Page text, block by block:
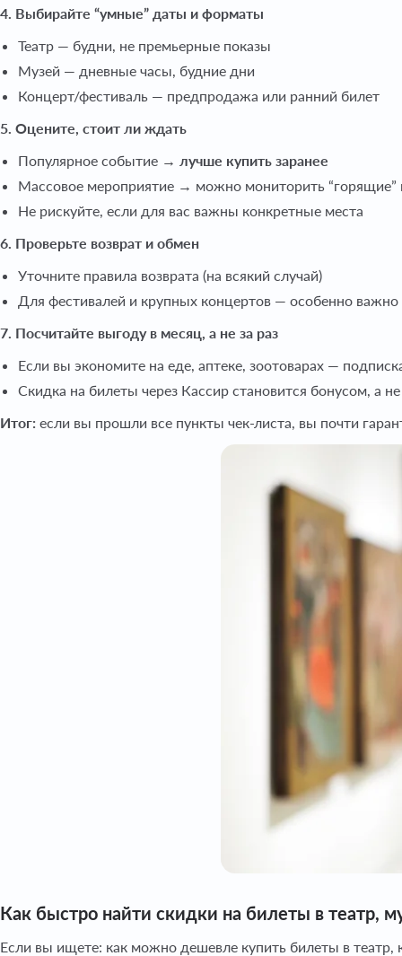
4. Выбирайте “умные” даты и форматы
Театр — будни, не премьерные показы
Музей — дневные часы, будние дни
Концерт/фестиваль — предпродажа или ранний билет
5. Оцените, стоит ли ждать
Популярное событие → лучше купить заранее
Массовое мероприятие → можно мониторить “горящие”
Не рискуйте, если для вас важны конкретные места
6. Проверьте возврат и обмен
Уточните правила возврата (на всякий случай)
Для фестивалей и крупных концертов — особенно важно
7. Посчитайте выгоду в месяц, а не за раз
Если вы экономите на еде, аптеке, зоотоварах —
Скидка на билеты через Кассир становится бонусом, а
Итог: если вы прошли все пункты чек-листа, вы почти
Как быстро найти скидки на билеты в театр,
Если вы ищете: как можно дешевле купить билеты в